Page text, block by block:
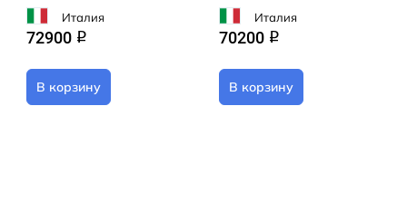
Италия
72900 q
В корзину
Италия
70200 q
В корзину